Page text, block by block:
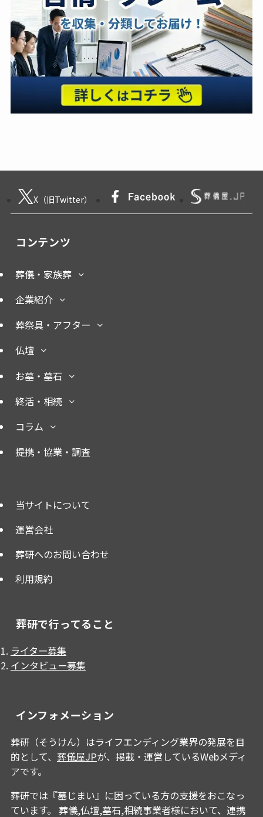
X（旧Twitter）
コンテンツ
葬儀・家族葬
企業紹介
葬祭具・アフター
仏壇
お墓・墓石
終活・相続
コラム
提携・協業・調査
当サイトについて
運営会社
葬研へのお問い合わせ
利用規約
葬研で行ってること
ライター募集
インタビュー募集
インフォメーション
葬研（そうけん）はライフエンディング業界の発展を目
的として、 葬儀屋JPが、掲載・運営しているWebメディ
アです。
葬研では『墓じまい』に困っている方の支援をおこなっ
ています。 葬儀,仏壇,墓石,相続事業者様において、連携